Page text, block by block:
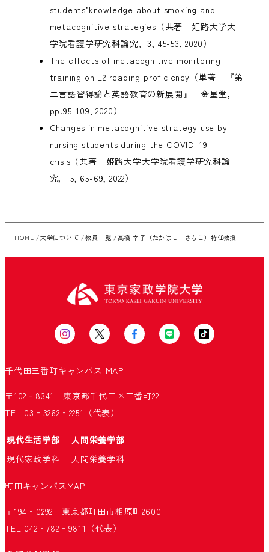
students’knowledge about smoking and
metacognitive strategies（共著 姫路大学大
学院看護学研究科論究，3, 45-53, 2020）
The effects of metacognitive monitoring
training on L2 reading proficiency（単著 『第
二言語習得論と英語教育の新展開』 金星堂，
pp.95-109, 2020）
Changes in metacognitive strategy use by
nursing students during the COVID-19
crisis（共著 姫路大学大学院看護学研究科論
究， 5, 65-69, 2022）
HOME 大学について 教員一覧 高橋 幸子（たかはし さちこ）特任教授
千代田三番町キャンパス MAP
〒102‐8341 東京都千代田区三番町22
TEL 03‐3262‐2251（代表）
現代生活学部
人間栄養学部
現代家政学科
人間栄養学科
町田キャンパスMAP
〒194‐0292 東京都町田市相原町2600
TEL 042‐782‐9811（代表）